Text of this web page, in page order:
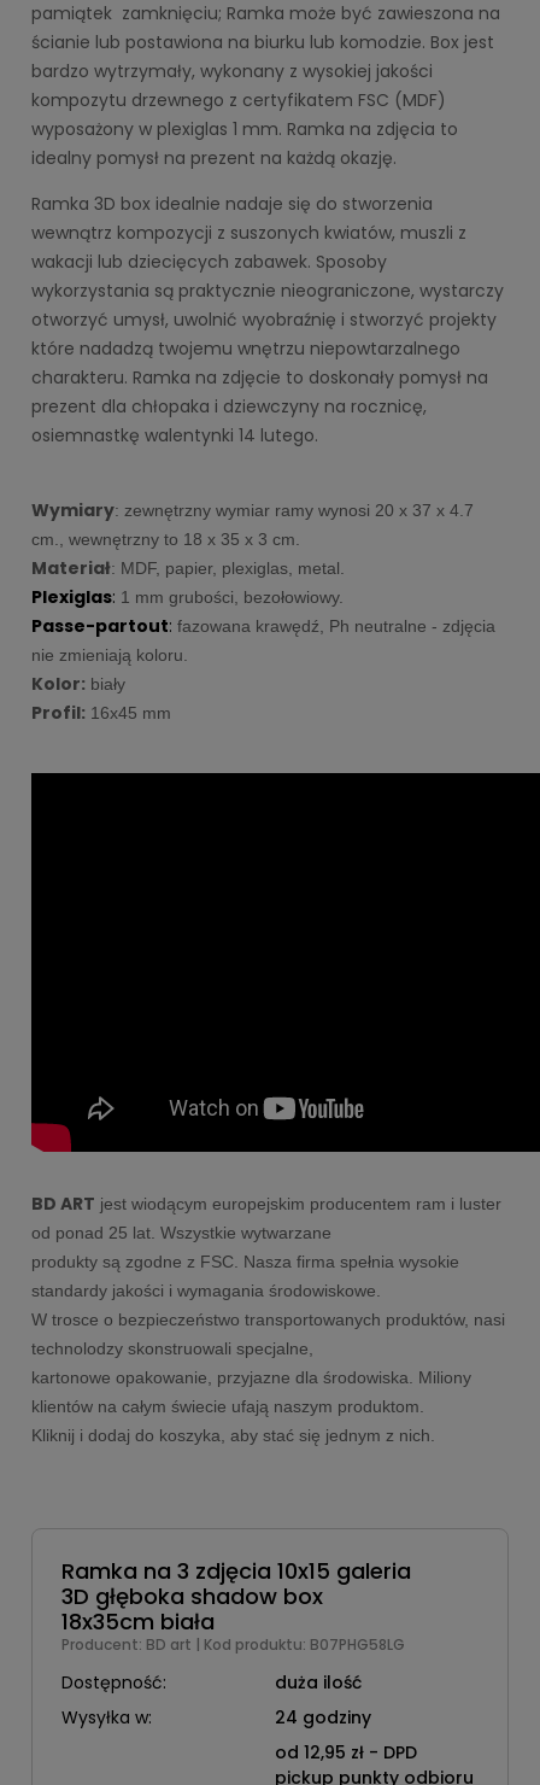
pamiątek zamknięciu; Ramka może być zawieszona na
ścianie lub postawiona na biurku lub komodzie. Box jest
bardzo wytrzymały, wykonany z wysokiej jakości
kompozytu drzewnego z certyfikatem FSC (MDF)
wyposażony w plexiglas 1 mm. Ramka na zdjęcia to
idealny pomysł na prezent na każdą okazję.
Ramka 3D box idealnie nadaje się do stworzenia
wewnątrz kompozycji z suszonych kwiatów, muszli z
wakacji lub dziecięcych zabawek. Sposoby
wykorzystania są praktycznie nieograniczone, wystarczy
otworzyć umysł, uwolnić wyobraźnię i stworzyć projekty
które nadadzą twojemu wnętrzu niepowtarzalnego
charakteru. Ramka na zdjęcie to doskonały pomysł na
prezent dla chłopaka i dziewczyny na rocznicę,
osiemnastkę walentynki 14 lutego.
Wymiary: zewnętrzny wymiar ramy wynosi 20 x 37 x 4.7
cm., wewnętrzny to 18 x 35 x 3 cm.
Materiał: MDF, papier, plexiglas, metal.
Plexiglas: 1 mm grubości, bezołowiowy.
Passe-partout: fazowana krawędź, Ph neutralne - zdjęcia
nie zmieniają koloru.
Kolor: biały
Profil: 16x45 mm
BD ART jest wiodącym europejskim producentem ram i luster
od ponad 25 lat. Wszystkie wytwarzane
produkty są zgodne z FSC. Nasza firma spełnia wysokie
standardy jakości i wymagania środowiskowe.
W trosce o bezpieczeństwo transportowanych produktów, nasi
technolodzy skonstruowali specjalne,
kartonowe opakowanie, przyjazne dla środowiska. Miliony
klientów na całym świecie ufają naszym produktom.
Kliknij i dodaj do koszyka, aby stać się jednym z nich.
Ramka na 3 zdjęcia 10x15 galeria
3D głęboka shadow box
18x35cm biała
Producent: BD art | Kod produktu: B07PHG58LG
Dostępność:
duża ilość
Wysyłka w:
24 godziny
od 12,95 zł - DPD
pickup punkty odbioru